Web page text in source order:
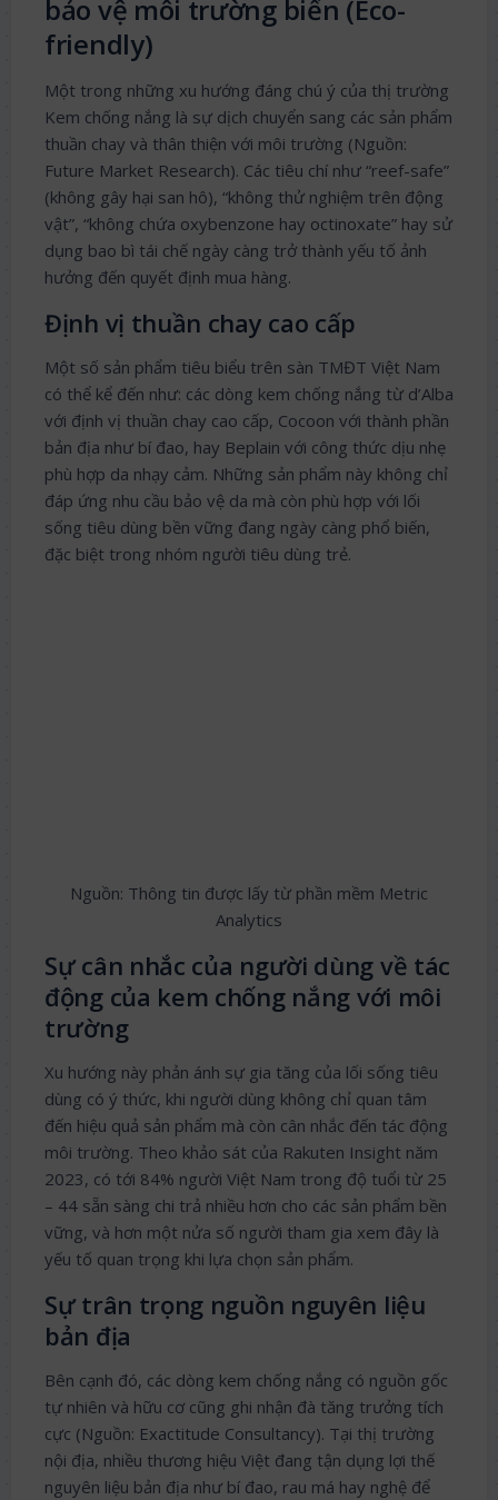
bảo vệ môi trường biển (Eco-
friendly)
Một trong những xu hướng đáng chú ý của thị trường
Kem chống nắng là sự dịch chuyển sang các sản phẩm
thuần chay và thân thiện với môi trường (Nguồn:
Future Market Research). Các tiêu chí như “reef-safe”
(không gây hại san hô), “không thử nghiệm trên động
vật”, “không chứa oxybenzone hay octinoxate” hay sử
dụng bao bì tái chế ngày càng trở thành yếu tố ảnh
hưởng đến quyết định mua hàng.
Định vị thuần chay cao cấp
Một số sản phẩm tiêu biểu trên sàn TMĐT Việt Nam
có thể kể đến như: các dòng kem chống nắng từ d’Alba
với định vị thuần chay cao cấp, Cocoon với thành phần
bản địa như bí đao, hay Beplain với công thức dịu nhẹ
phù hợp da nhạy cảm. Những sản phẩm này không chỉ
đáp ứng nhu cầu bảo vệ da mà còn phù hợp với lối
sống tiêu dùng bền vững đang ngày càng phổ biến,
đặc biệt trong nhóm người tiêu dùng trẻ.
Nguồn: Thông tin được lấy từ phần mềm Metric
Analytics
Sự cân nhắc của người dùng về tác
động của kem chống nắng với môi
trường
Xu hướng này phản ánh sự gia tăng của lối sống tiêu
dùng có ý thức, khi người dùng không chỉ quan tâm
đến hiệu quả sản phẩm mà còn cân nhắc đến tác động
môi trường. Theo khảo sát của Rakuten Insight năm
2023, có tới 84% người Việt Nam trong độ tuổi từ 25
– 44 sẵn sàng chi trả nhiều hơn cho các sản phẩm bền
vững, và hơn một nửa số người tham gia xem đây là
yếu tố quan trọng khi lựa chọn sản phẩm.
Sự trân trọng nguồn nguyên liệu
bản địa
Bên cạnh đó, các dòng kem chống nắng có nguồn gốc
tự nhiên và hữu cơ cũng ghi nhận đà tăng trưởng tích
cực (Nguồn: Exactitude Consultancy). Tại thị trường
nội địa, nhiều thương hiệu Việt đang tận dụng lợi thế
nguyên liệu bản địa như bí đao, rau má hay nghệ để